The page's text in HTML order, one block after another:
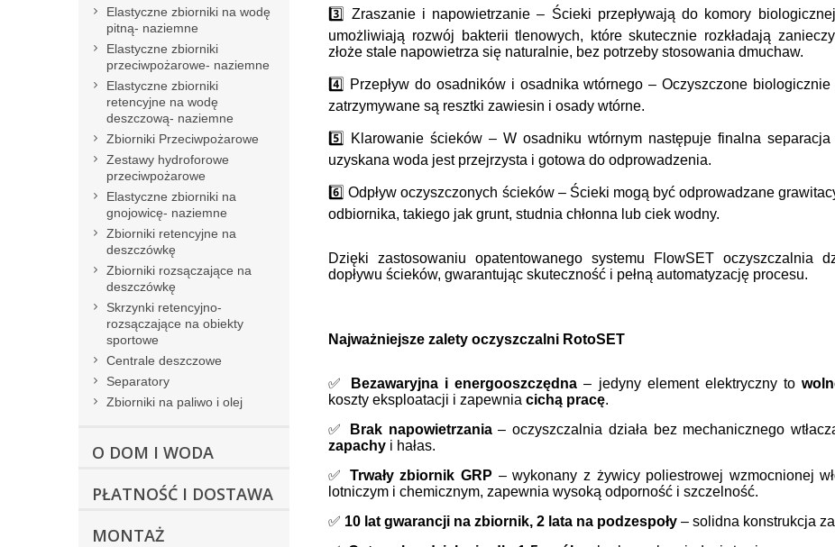
3️⃣ Zraszanie i napowietrzanie – Ścieki przepływają do komory
umożliwiają rozwój bakterii tlenowych, które skutecznie rozkładają
złoże stale napowietrza się naturalnie, bez potrzeby stosowania dmuchaw.
4️⃣ Przepływ do osadników i osadnika wtórnego – Oczyszczone
zatrzymywane są resztki zawiesin i osady wtórne.
5️⃣ Klarowanie ścieków – W osadniku wtórnym następuje finalna separacja
uzyskana woda jest przejrzysta i gotowa do odprowadzenia.
6️⃣ Odpływ oczyszczonych ścieków – Ścieki mogą być odprowadzane
odbiornika, takiego jak grunt, studnia chłonna lub ciek wodny.
Dzięki zastosowaniu opatentowanego systemu FlowSET oczyszczalnia
dopływu ścieków, gwarantując skuteczność i pełną automatyzację procesu.
Najważniejsze zalety oczyszczalni RotoSET
✅ Bezawaryjna i energooszczędna – jedyny element elektryczny to
koszty eksploatacji i zapewniacichą pracę.
✅
Brak napowietrzania– oczyszczalnia działa bez mechanicznego
zapachy i hałas.
✅ Trwały zbiornik GRP – wykonany z żywicy poliestrowej wzmocnionej
lotniczym i chemicznym, zapewnia wysoką odporność i szczelność.
✅ 10 lat gwarancji na zbiornik, 2 lata na podzespoły – solidna konstrukcja
Elastyczne zbiorniki na wodę
pitną- naziemne
Elastyczne zbiorniki
przeciwpożarowe- naziemne
Elastyczne zbiorniki
retencyjne na wodę
deszczową- naziemne
Zbiorniki Przeciwpożarowe
Zestawy hydroforowe
przeciwpożarowe
Elastyczne zbiorniki na
gnojowicę- naziemne
Zbiorniki retencyjne na
deszczówkę
Zbiorniki rozsączające na
deszczówkę
Skrzynki retencyjno-
rozsączające na obiekty
sportowe
Centrale deszczowe
Separatory
Zbiorniki na paliwo i olej
O DOM I WODA
PŁATNOŚĆ I DOSTAWA
MONTAŻ